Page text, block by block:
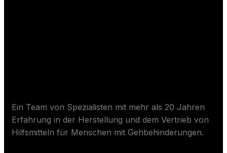
Ein Team von Spezialisten mit mehr als 20 Jahren
Erfahrung in der Herstellung und dem Vertrieb von
Hilfsmitteln für Menschen mit Gehbehinderungen.